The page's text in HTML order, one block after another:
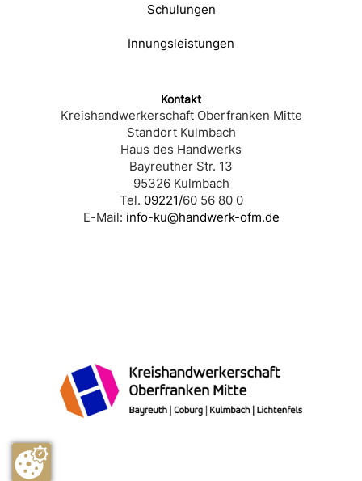
Schulungen
Innungsleistungen
Kontakt
Kreishandwerkerschaft Oberfranken Mitte
Standort Kulmbach
Haus des Handwerks
Bayreuther Str. 13
95326 Kulmbach
Tel. 09221/60 56 80 0
E-Mail: info-ku@handwerk-ofm.de